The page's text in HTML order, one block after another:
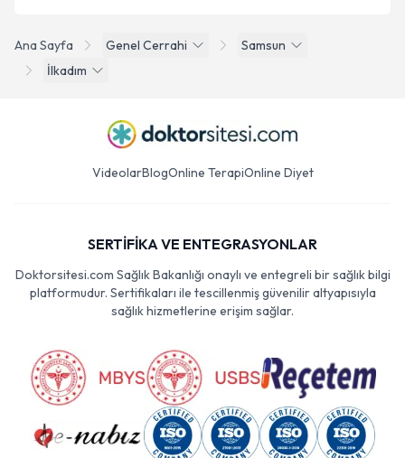
Ana Sayfa Genel Cerrahi
Samsun
İlkadım
VideolarBlogOnline TerapiOnline Diyet
SERTİFİKA VE ENTEGRASYONLAR
Doktorsitesi.com Sağlık Bakanlığı onaylı ve entegreli bir sağlık bilgi
platformudur. Sertifikaları ile tescillenmiş güvenilir altyapısıyla
sağlık hizmetlerine erişim sağlar.